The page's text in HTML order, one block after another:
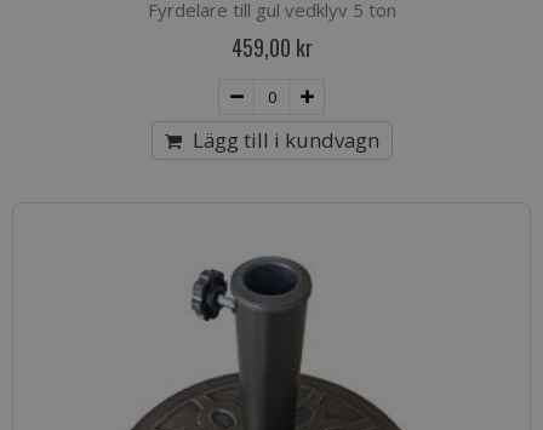
Fyrdelare till gul vedklyv 5 ton
459,00 kr
Lägg till i kundvagn